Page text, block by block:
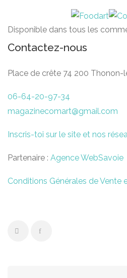
Disponible dans tous les
Contactez-nous
Place de crête 74 200 Thonon-
06-64-20-97-34
magazinecomart@gmail.com
Inscris-toi sur le site et nos
Partenaire : Agence WebSavoie
Conditions Générales de Vente